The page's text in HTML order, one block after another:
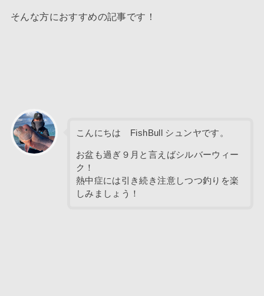
そんな方におすすめの記事です！
こんにちは FishBull シュンヤです。
お盆も過ぎ９月と言えばシルバーウィー
ク！
熱中症には引き続き注意しつつ釣りを楽
しみましょう！